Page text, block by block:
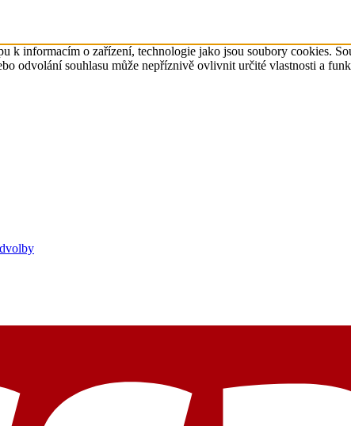
k informacím o zařízení, technologie jako jsou soubory cookies.
odvolání souhlasu může nepříznivě ovlivnit určité vlastnosti a